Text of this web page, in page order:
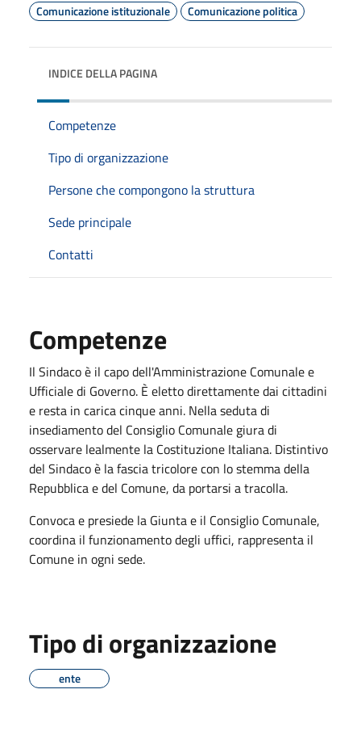
Comunicazione istituzionale
Comunicazione politica
INDICE DELLA PAGINA
Competenze
Tipo di organizzazione
Persone che compongono la struttura
Sede principale
Contatti
Competenze
Il Sindaco è il capo dell'Amministrazione Comunale e
Ufficiale di Governo. È eletto direttamente dai cittadini
e resta in carica cinque anni. Nella seduta di
insediamento del Consiglio Comunale giura di
osservare lealmente la Costituzione Italiana. Distintivo
del Sindaco è la fascia tricolore con lo stemma della
Repubblica e del Comune, da portarsi a tracolla.
Convoca e presiede la Giunta e il Consiglio Comunale,
coordina il funzionamento degli uffici, rappresenta il
Comune in ogni sede.
Tipo di organizzazione
ente